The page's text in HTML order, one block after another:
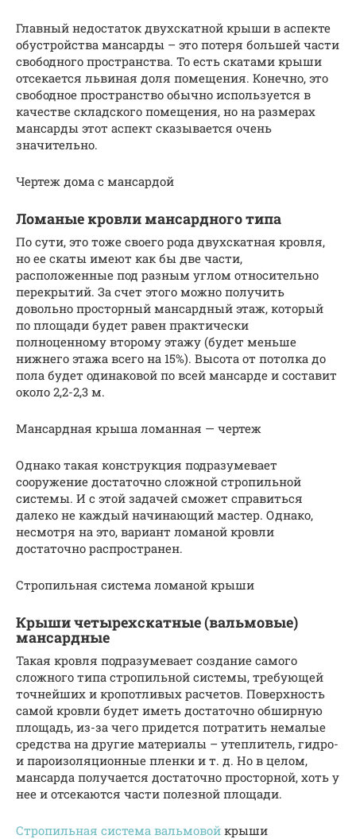
Главный недостаток двухскатной крыши в аспекте
обустройства мансарды – это потеря большей части
свободного пространства. То есть скатами крыши
отсекается львиная доля помещения. Конечно, это
свободное пространство обычно используется в
качестве складского помещения, но на размерах
мансарды этот аспект сказывается очень
значительно.
Чертеж дома с мансардой
Ломаные кровли мансардного типа
По сути, это тоже своего рода двухскатная кровля,
но ее скаты имеют как бы две части,
расположенные под разным углом относительно
перекрытий. За счет этого можно получить
довольно просторный мансардный этаж, который
по площади будет равен практически
полноценному второму этажу (будет меньше
нижнего этажа всего на 15%). Высота от потолка до
пола будет одинаковой по всей мансарде и составит
около 2,2-2,3 м.
Мансардная крыша ломанная — чертеж
Однако такая конструкция подразумевает
сооружение достаточно сложной стропильной
системы. И с этой задачей сможет справиться
далеко не каждый начинающий мастер. Однако,
несмотря на это, вариант ломаной кровли
достаточно распространен.
Стропильная система ломаной крыши
Крыши четырехскатные (вальмовые)
мансардные
Такая кровля подразумевает создание самого
сложного типа стропильной системы, требующей
точнейших и кропотливых расчетов. Поверхность
самой кровли будет иметь достаточно обширную
площадь, из-за чего придется потратить немалые
средства на другие материалы – утеплитель, гидро-
и пароизоляционные пленки и т. д. Но в целом,
мансарда получается достаточно просторной, хоть у
нее и отсекаются части полезной площади.
Стропильная система вальмовой крыши